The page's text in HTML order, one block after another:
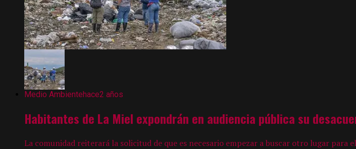
Medio Ambientehace2 años
Habitantes de La Miel expondrán en audiencia pública su
La comunidad reiterará la solicitud de que es necesario empezar a buscar otro lugar para